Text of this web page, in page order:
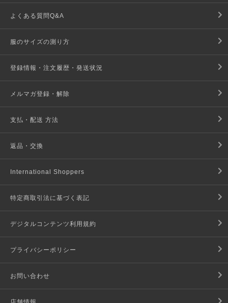
よくある質問Q&A
服のサイズの測り方
登録情報・注文履歴・発送状況
メルマガ登録・解除
支払・配送 方法
返品・交換
International Shoppers
特定商取引法に基づく表記
デジタルコンテンツ利用規約
プライバシーポリシー
お問い合わせ